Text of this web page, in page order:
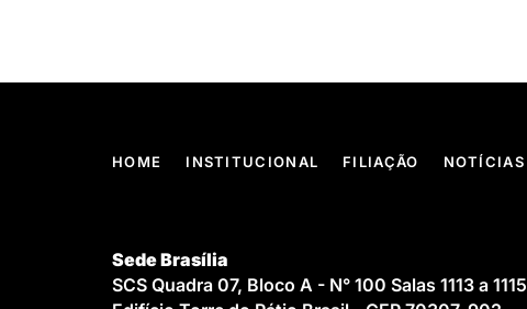
HOME INSTITUCIONAL FILIAÇÃO NOTÍCIAS
Sede Brasília
SCS Quadra 07, Bloco A - N° 100 Salas 1113 a 1115